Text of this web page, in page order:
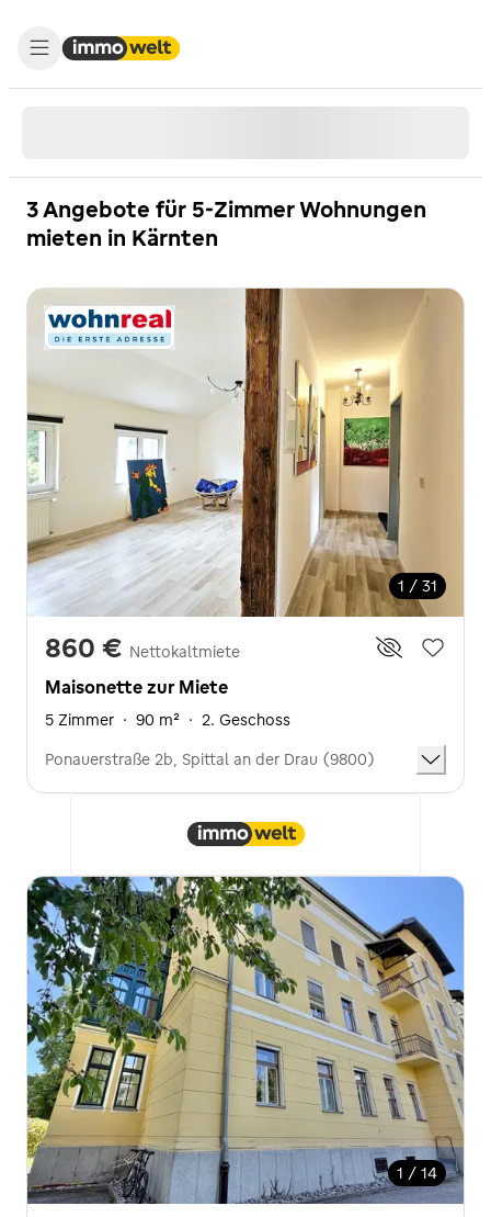
3 Angebote für 5-Zimmer Wohnungen
mieten in Kärnten
1 / 31
860 € Nettokaltmiete
Maisonette zur Miete
5 Zimmer · 90 m² · 2. Geschoss
Ponauerstraße 2b, Spittal an der Drau (9800)
1 / 14